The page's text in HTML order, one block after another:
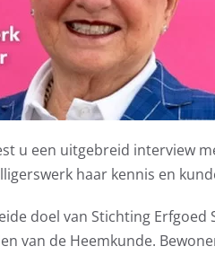
u een uitgebreid interview
haar kennis en
doel van Stichting
van de Heemkunde.